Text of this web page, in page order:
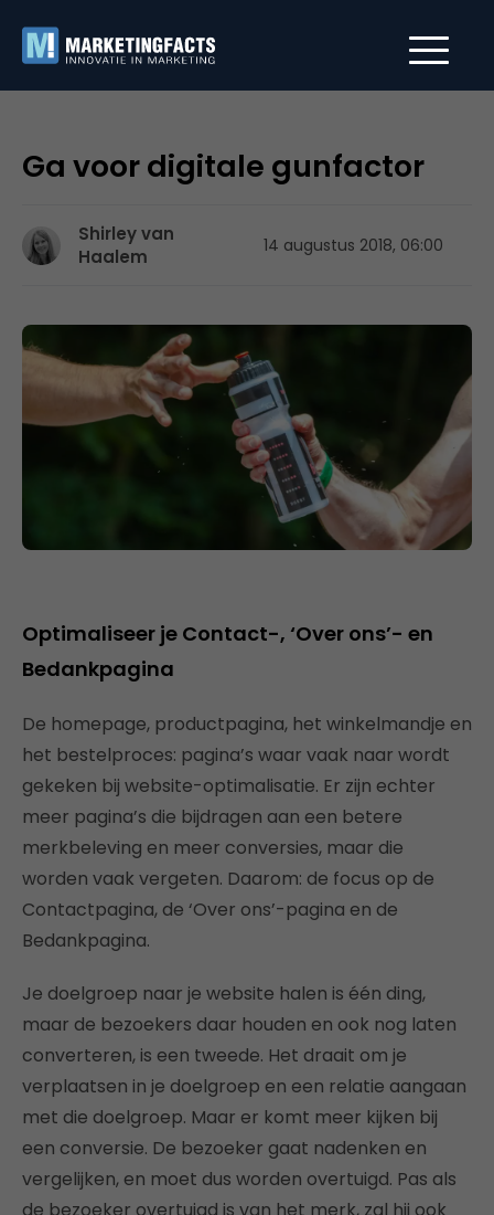
Ga voor digitale gunfactor
Shirley van
Haalem
14 augustus 2018, 06:00
Optimaliseer je Contact-, ‘Over ons’- en
Bedankpagina
De homepage, productpagina, het winkelmandje en
het bestelproces: pagina’s waar vaak naar wordt
gekeken bij website-optimalisatie. Er zijn echter
meer pagina’s die bijdragen aan een betere
merkbeleving en meer conversies, maar die
worden vaak vergeten. Daarom: de focus op de
Contactpagina, de ‘Over ons’-pagina en de
Bedankpagina.
Je doelgroep naar je website halen is één ding,
maar de bezoekers daar houden en ook nog laten
converteren, is een tweede. Het draait om je
verplaatsen in je doelgroep en een relatie aangaan
met die doelgroep. Maar er komt meer kijken bij
een conversie. De bezoeker gaat nadenken en
vergelijken, en moet dus worden overtuigd. Pas als